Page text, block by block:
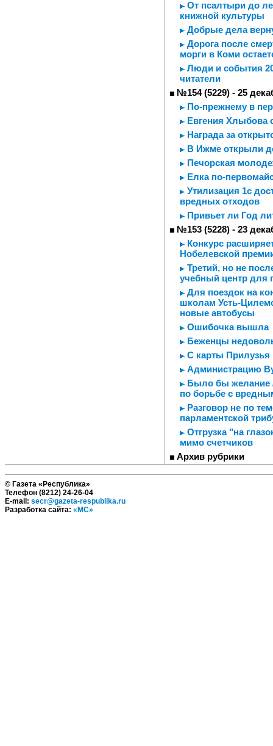
От псалтыри до
книжной культуры
Добрые дела
Дорога после
морги в Коми
Люди и события
читатели
№154 (5229) - 25
По-прежнему в
Евгения Хлыбова
Награда за
В Ижме открыли
Печорская
Елка по-
Утилизация 1с
вредных отходов
Привьет ли Год
№153 (5228) - 23
Конкурс
Нобелевской
Третий, но не
учебный центр для
Для поездок на
школам Усть-
новые автобусы
Ошибочка вышла
Беженцы
С карты Прилузья
Администрацию
Было бы желание /
по борьбе с
Разговор не по
парламентской
Отгрузка "на
мимо счетчиков
Архив рубрики
© Газета «Республика»
Телефон (8212) 24-26-04
E-mail: secr@gazeta-respublika.ru
Разработка сайта: «МС»